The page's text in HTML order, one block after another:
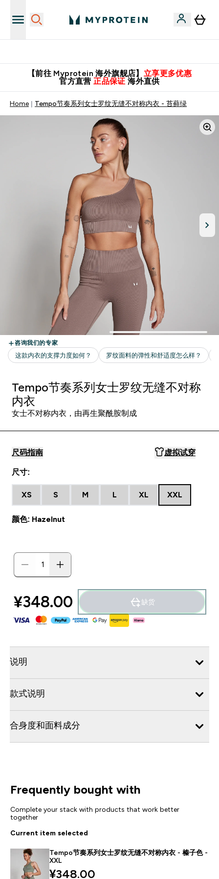
【前往 Myprotein 海外旗舰店】 立享更多优惠
官方直营 正品保证 海外直供
Home Tempo节奏系列女士罗纹无缝不对称内衣 - 苔藓绿
Tempo节奏系列女士罗纹无缝不对称
内衣
女士不对称内衣，由再生聚酰胺制成
尺码指南 虚拟试穿
尺寸:
XS S M L XL XXL
颜色: Hazelnut
¥348.00‎ 缺货
说明
款式说明
合身度和面料成分
Frequently bought with
Complete your stack with products that work better
together
Current item selected
Tempo节奏系列女士罗纹无缝不对称内衣 - 榛子色 -
XXL
¥348.00‎